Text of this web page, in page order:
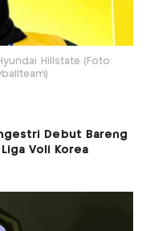
Hillstate (Foto:
Debut Bareng
Voli Korea